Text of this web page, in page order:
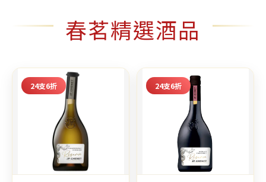
春茗精選酒品
24支6折 24支6折